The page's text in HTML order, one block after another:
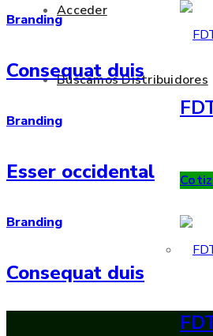
Acceder
Buscamos Distribuidores
Branding
Consequat duis
Branding
Esser occidental
Branding
Consequat duis